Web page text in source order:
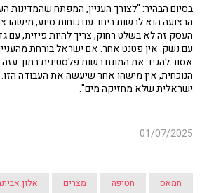
בסיום הבהיר: "לצורך העניין, המפתח שהמדינות
הרצועה הוא לרשות ביחד עם כוחות סיוע, מישהו
העסק זה לא בשלט רחוק, צריך להיות פיזית, עם
עם נשק. אין פטנט אחר. אם ישראל בורחת
אסור להגיד את המונח רשות פלסטינית בתוך עזה
הנוכחית, אין מישהו אחר שיעשה את העבודה
ישראלית שלא מחזיקה מים".
01/07/2025
חמאס חטיפה מצרים אלון